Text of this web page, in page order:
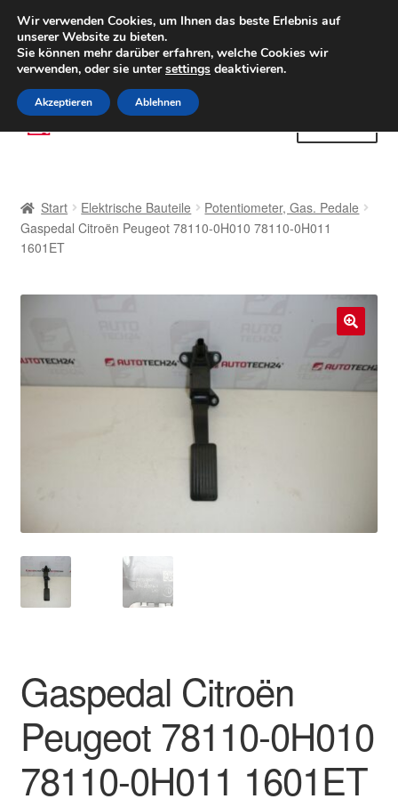
LIEFERUNG ab 6 EUR
Weltweiter Versand
(800) 500 564Mo-Fr 9-16 Uhr
Zur
Navigation
Zum
Inhalt
AGB
Datenschutz-Bestimmungen
Lieferung
Mein Konto
Warenkorb
Weltweiter Versand
Zahlungen
Start Elektrische Bauteile
Potentiometer, Gas. Pedale
Gaspedal Citroën Peugeot 78110-0H010 78110-0H011
1601ET
Gaspedal Citroën
Peugeot 78110-0H010
78110-0H011 1601ET
Wir verwenden Cookies, um Ihnen das beste Erlebnis auf
unserer Website zu bieten.
Sie können mehr darüber erfahren, welche Cookies wir
verwenden, oder sie untersettings deaktivieren.
Akzeptieren Ablehnen